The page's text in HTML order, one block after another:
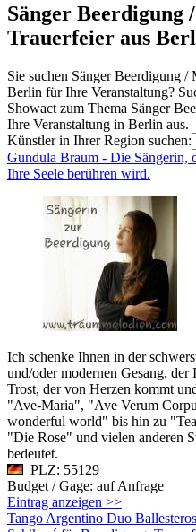
Sänger Beerdigung
Trauerfeier aus
Sie suchen Sänger Beerdigung
Berlin für Ihre Veranstaltung?
Showact zum Thema Sänger
Ihre Veranstaltung in Berlin aus.
Künstler in Ihrer Region suchen:
Gundula Braum - Die Sängerin,
Ihre Seele berühren wird.
Ich schenke Ihnen in der
und/oder modernen Gesang,
Trost, der von Herzen kommt
"Ave-Maria", "Ave Verum
wonderful world" bis hin zu
"Die Rose" und vielen anderen
bedeutet.
PLZ: 55129
Budget / Gage: auf Anfrage
Eintrag anzeigen >>
Tango Argentino Duo